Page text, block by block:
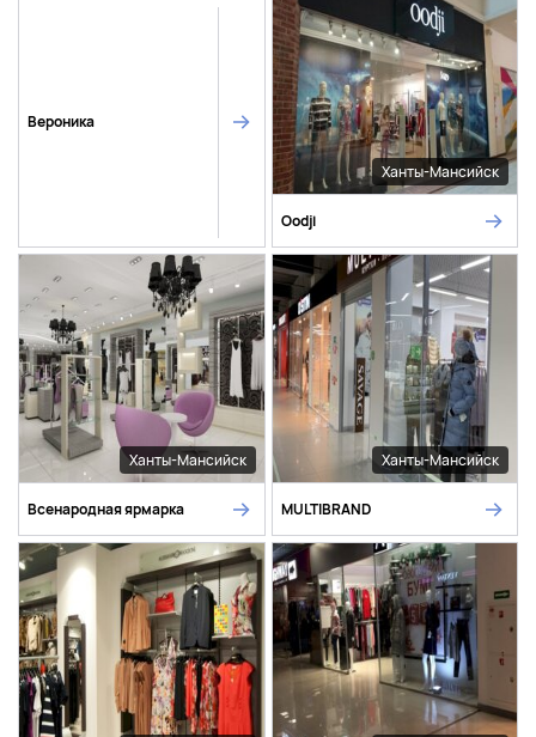
Вероника
Ханты-Мансийск
Oodji
Ханты-Мансийск
Всенародная ярмарка
Ханты-Мансийск
MULTIBRAND